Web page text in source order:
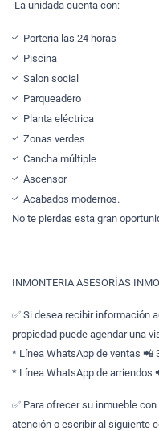
La unidada cuenta con:
Porteria las 24 horas
Piscina
Salon social
Parqueadero
Planta eléctrica
Zonas verdes
Cancha múltiple
Ascensor
Acabados modernos.
No te pierdas esta gran
INMONTERIA ASESORÍAS
✅ Si desea recibir información
propiedad puede agendar una
* Línea WhatsApp de ventas 📲
* Línea WhatsApp de arriendos
✅ Para ofrecer su inmueble
atención o escribir al siguiente